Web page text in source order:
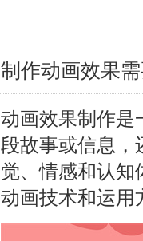
制作动画效果
动画效果制作是
段故事或信息，
觉、情感和认知
动画技术和运用